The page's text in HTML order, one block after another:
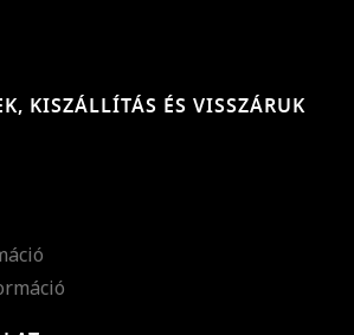
KISZÁLLÍTÁS ÉS VISSZÁRUK